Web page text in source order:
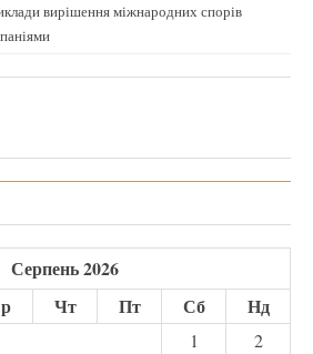
вирішення міжнародних спорів
Серпень 2026
Чт Пт Сб Нд
1
2